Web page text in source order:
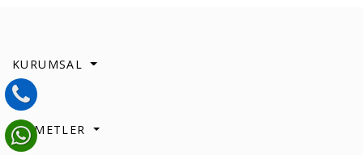
KURUMSAL
HİZMETLER